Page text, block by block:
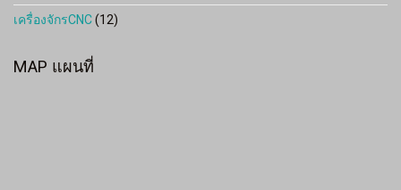
เครื่องจักรCNC(12)
MAP แผนที่